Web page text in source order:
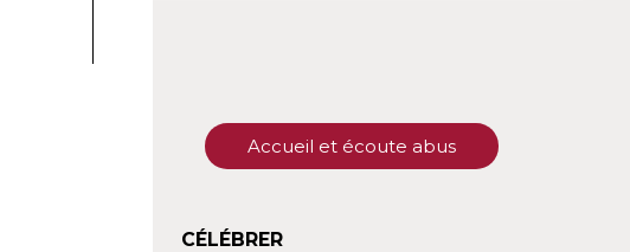
Accueil et écoute abus
CÉLÉBRER